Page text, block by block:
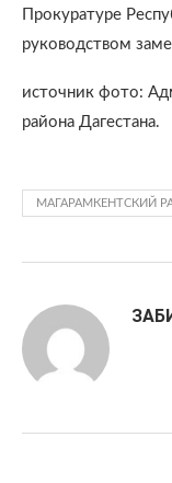
Прокуратуре
руководством
источник фото:
района Дагестана.
МАГАРАМКЕНТСКИЙ